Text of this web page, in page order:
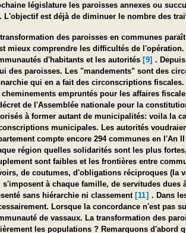
législature les paroisses annexes ou
L'objectif est déjà de diminuer le nombre des
transformation des paroisses en communes
mieux comprendre les difficultés de
d'habitants et les autorités [9] .
des paroisses. Les "mandements" sont des
qui en a fait des circonscriptions
cheminements empruntés pour les affaires
de l'Assemblée nationale pour la
à former autant de municipalités: voila la
municipales. Les autorités
compte encore 294 communes en
région quelles solidarités sont les plus
sont faibles et les frontières entre
de coutumes, d'obligations réciproques (la
s'imposent à chaque famille, de servitudes
sans hiérarchie ni classement [11] . Dans
Lorsque la concordance n'est pas
de vassaux. La transformation des
les populations ? Remarquons d'abord